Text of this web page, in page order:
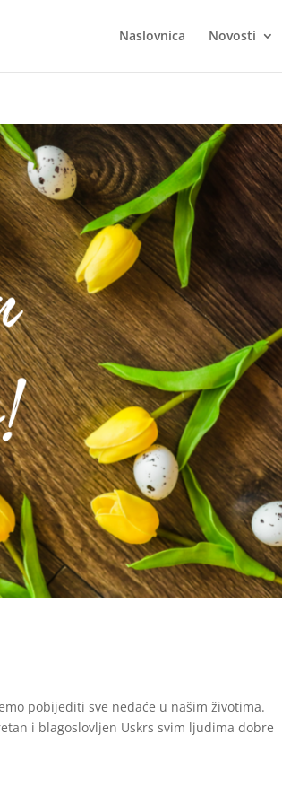
Naslovnica Novosti
pobijediti sve nedaće u našim životima.
i blagoslovljen Uskrs svim ljudima dobre